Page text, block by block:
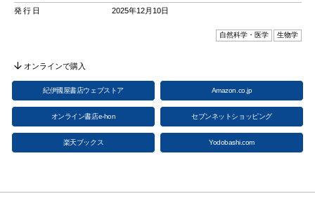
発行日
2025年12月10日
自然科学・医学 生物学
オンラインで購入
紀伊國屋書店ウェブストア Amazon.co.jp
オンライン書店e-hon セブンネットショッピング
楽天ブックス Yodobashi.com